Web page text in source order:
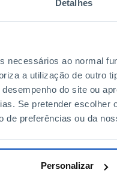
Detalhes
necessários ao normal
a utilização de outro
do site ou
Se pretender escolher
de preferências ou da
Personalizar
1.4
1.4
1.4
1.3
1.3
1.3
1.3